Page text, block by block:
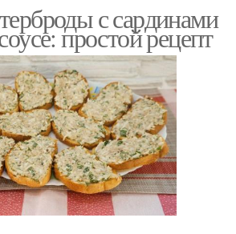
с сардинами
простой рецепт